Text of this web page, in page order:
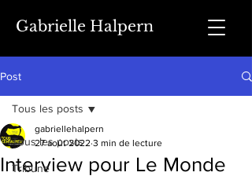
Gabrielle Halpern
Post
Tous les posts
Tribune
Tous les posts
Interview pour Le Monde
gabriellehalpern
27 août 2022 3 min de lecture